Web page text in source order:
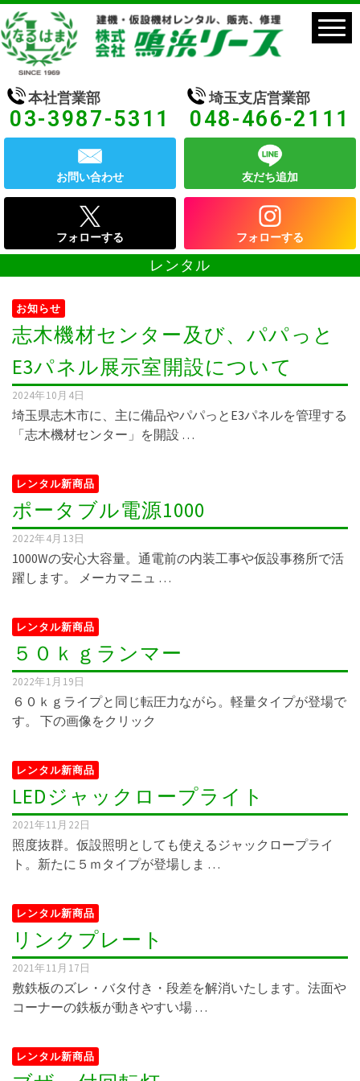
本社営業部
03-3987-5311
埼玉支店営業部
048-466-2111
お問い合わせ 友だち追加
フォローする フォローする
レンタル
お知らせ
志木機材センター及び、パパっと
E3パネル展示室開設について
2024年10月4日
埼玉県志木市に、主に備品やパパっとE3パネルを管理する
「志木機材センター」を開設 …
レンタル新商品
ポータブル電源1000
2022年4月13日
1000Wの安心大容量。通電前の内装工事や仮設事務所で活
躍します。 メーカマニュ …
レンタル新商品
５０ｋｇランマー
2022年1月19日
６０ｋｇライプと同じ転圧力ながら。軽量タイプが登場で
す。 下の画像をクリック
レンタル新商品
LEDジャックロープライト
2021年11月22日
照度抜群。仮設照明としても使えるジャックロープライ
ト。新たに５ｍタイプが登場しま …
レンタル新商品
リンクプレート
2021年11月17日
敷鉄板のズレ・バタ付き・段差を解消いたします。法面や
コーナーの鉄板が動きやすい場 …
レンタル新商品